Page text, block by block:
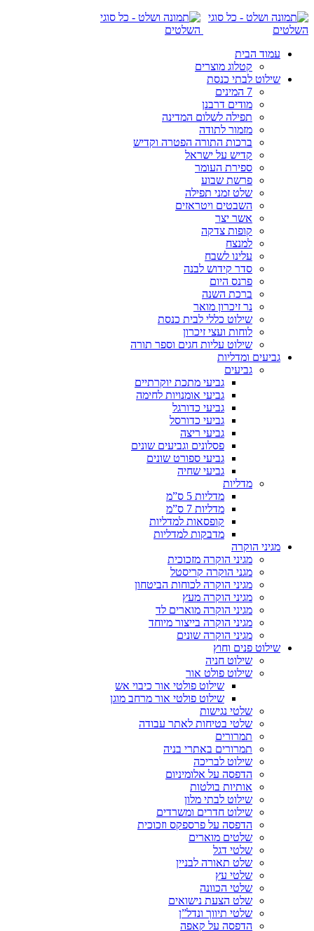
עמוד הבית
קטלוג מוצרים
שילוט לבתי כנסת
7 המינים
מודים דרבנן
תפילה לשלום המדינה
מזמור לתודה
ברכות התורה הפטרה וקדיש
קדיש על ישראל
ספירת העומר
פרשת שבוע
שלט זמני תפילה
השבטים ויטראזים
אשר יצר
קופות צדקה
למנצח
עלינו לשבח
סדר קידוש לבנה
פרנס היום
ברכת השנה
נר זיכרון מואר
שילוט כללי לבית כנסת
לוחות ועצי זיכרון
שילוט עליות חגים וספר תורה
גביעים ומדליות
גביעים
גביעי מתכת יוקרתיים
גביעי אומנויות לחימה
גביעי כדורגל
גביעי כדורסל
גביעי ריצה
פסלונים וגביעים שונים
גביעי ספורט שונים
גביעי שחיה
מדליות
מדליות 5 ס”מ
מדליות 7 ס”מ
קופסאות למדליות
מדבקות למדליות
מגיני הוקרה
מגיני הוקרה מזכוכית
מגני הוקרה קריסטל
מגיני הוקרה לכוחות הביטחון
מגיני הוקרה מעץ
מגיני הוקרה מוארים לד
מגיני הוקרה בייצור מיוחד
מגיני הוקרה שונים
שילוט פנים וחוץ
שילוט חניה
שילוט פולט אור
שילוט פולטי אור כיבוי אש
שילוט פולטי אור מרחב מוגן
שלטי נגישות
שלטי בטיחות לאתר עבודה
תמרורים
תמרורים באתרי בניה
שילוט לבריכה
הדפסה על אלומיניום
אותיות בולטות
שילוט לבתי מלון
שילוט חדרים ומשרדים
הדפסה על פרספקס וזכוכית
שלטים מוארים
שלטי דגל
שלט תאורה לבניין
שלטי עץ
שלטי הכוונה
שלט הצעת נישואים
שלטי תיווך ונדל”ן
הדפסה על קאפה